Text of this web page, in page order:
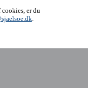
er du